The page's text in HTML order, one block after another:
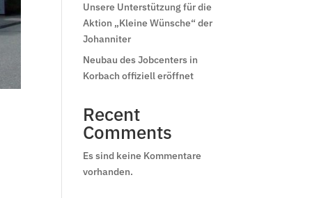
Unsere Unterstützung für die
Aktion „Kleine Wünsche“ der
Johanniter
Neubau des Jobcenters in
Korbach offiziell eröffnet
Recent
Comments
Es sind keine Kommentare
vorhanden.